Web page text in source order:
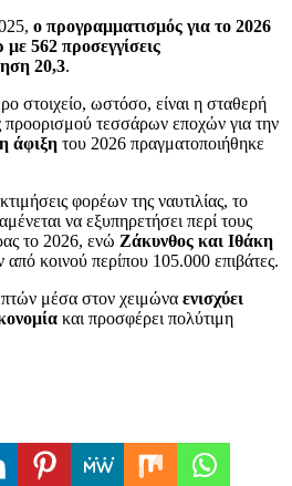
ο προγραμματισμός για το 2026
562 προσεγγίσεις
20,3.
στοιχείο, ωστόσο, είναι η σταθερή
τεσσάρων εποχών για την
άφιξη του 2026 πραγματοποιήθηκε
φορέων της ναυτιλίας, το
να εξυπηρετήσει περί τους
το 2026, ενώ Ζάκυνθος και Ιθάκη
κοινού περίπου 105.000 επιβάτες.
μέσα στον χειμώνα ενισχύει
και προσφέρει πολύτιμη